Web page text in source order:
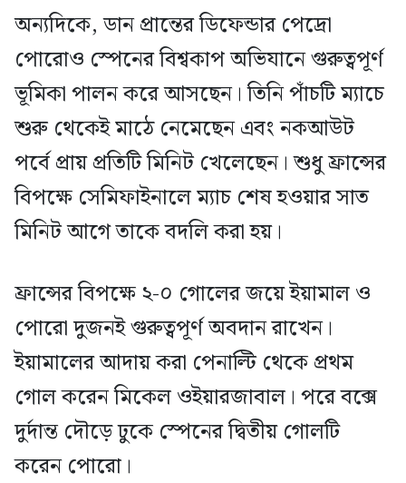
অন্যদিকে, ডান প্রান্তের ডিফেন্ডার পেদ্রো
পোরোও স্পেনের বিশ্বকাপ অভিযানে গুরুত্বপূর্ণ
ভূমিকা পালন করে আসছেন। তিনি পাঁচটি ম্যাচে
শুরু থেকেই মাঠে নেমেছেন এবং নকআউট
পর্বে প্রায় প্রতিটি মিনিট খেলেছেন। শুধু ফ্রান্সের
বিপক্ষে সেমিফাইনালে ম্যাচ শেষ হওয়ার সাত
মিনিট আগে তাকে বদলি করা হয়।
ফ্রান্সের বিপক্ষে ২-০ গোলের জয়ে ইয়ামাল ও
পোরো দুজনই গুরুত্বপূর্ণ অবদান রাখেন।
ইয়ামালের আদায় করা পেনাল্টি থেকে প্রথম
গোল করেন মিকেল ওইয়ারজাবাল। পরে বক্সে
দুর্দান্ত দৌড়ে ঢুকে স্পেনের দ্বিতীয় গোলটি
করেন পোরো।